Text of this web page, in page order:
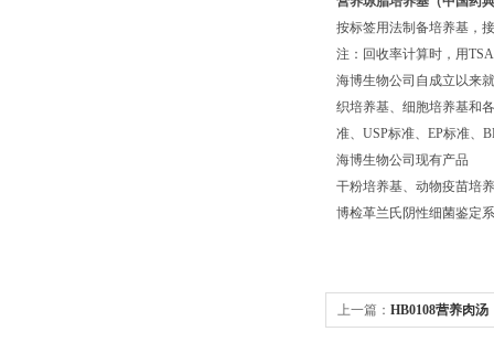
按标签用法制备培养基，
注：回收率计算时，用
海博生物公司自成立以来
织培养基、细胞培养基和
准、USP标准、EP标准、
海博生物公司现有产品
干粉培养基、动物疫苗培
博检革兰氏阴性细菌鉴定
上一篇： HB0108营养肉汤